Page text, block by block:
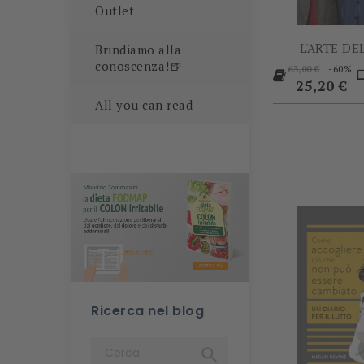
Outlet
Brindiamo alla
conoscenza!🍺
All you can read
Ricerca nel blog
L'ARTE
Prezzo
base
63,00 € -60%
Prezzo
25,20 €